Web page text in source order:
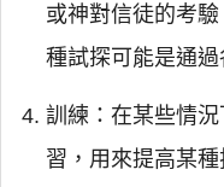
或神對信徒的考
種試探可能是通
訓練：在某些情
習，用來提高某